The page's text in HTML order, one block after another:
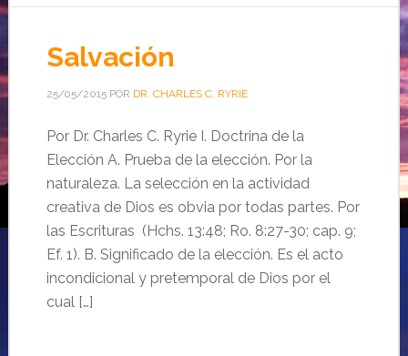
Salvación
25/05/2015POR DR. CHARLES C. RYRIE
Por Dr. Charles C. Ryrie I. Doctrina de la
Elección A. Prueba de la elección. Por la
naturaleza. La selección en la actividad
creativa de Dios es obvia por todas partes. Por
las Escrituras (Hchs. 13:48; Ro. 8:27-30; cap. 9;
Ef. 1). B. Significado de la elección. Es el acto
incondicional y pretemporal de Dios por el
cual […]